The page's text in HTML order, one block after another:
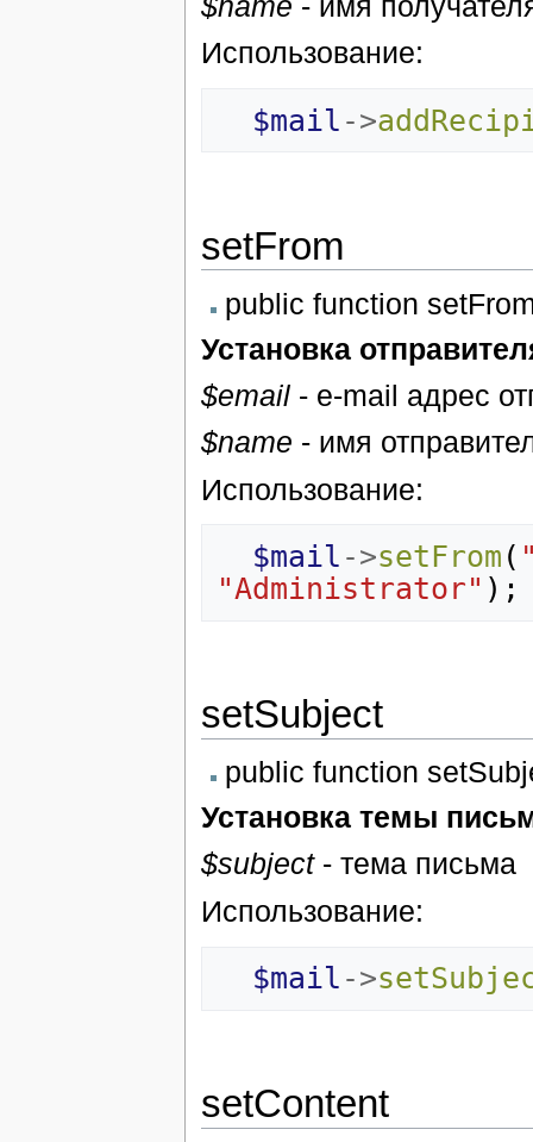
Использование:
$mail ->
setFrom
public function
Установка
$email- e-mail адрес
$name - имя
Использование:
$mail ->setFrom (
"Administrator" );
setSubject
public function
Установка темы
$subject- тема письма
Использование:
$mail ->
setContent